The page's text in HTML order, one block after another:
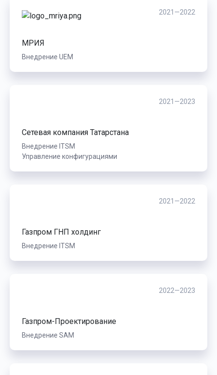
2021—2022
МРИЯ
Внедрение UEM
2021—2023
Сетевая компания Татарстана
Внедрение ITSM
Управление конфигурациями
2021—2022
Газпром ГНП холдинг
Внедрение ITSM
2022—2023
Газпром-Проектирование
Внедрение SAM